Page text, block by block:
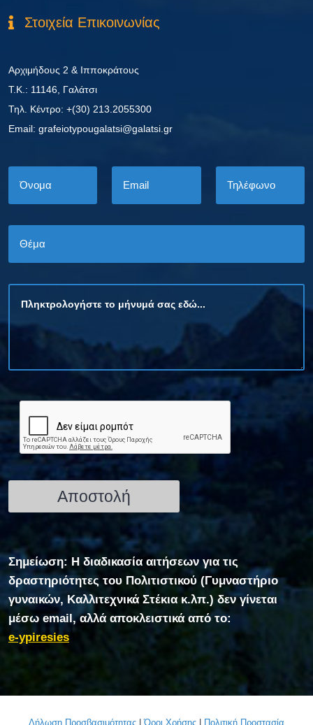
Στοιχεία Επικοινωνίας
Αρχιμήδους 2 & Ιπποκράτους
Τ.Κ.: 11146, Γαλάτσι
Τηλ. Κέντρο: +(30) 213.2055300
Εmail: grafeiotypougalatsi@galatsi.gr
Σημείωση: Η διαδικασία αιτήσεων για τις
δραστηριότητες του Πολιτιστικού (Γυμναστήριο
γυναικών, Καλλιτεχνικά Στέκια κ.λπ.) δεν γίνεται
μέσω email, αλλά αποκλειστικά από το:
e-ypiresies
Δήλωση Προσβασιμότητας |Όροι Χρήσης Πολιτική Προστασία